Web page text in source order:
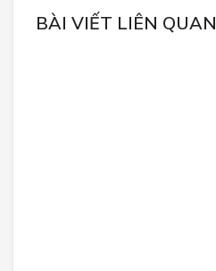
BÀI VIẾT LIÊN QUAN